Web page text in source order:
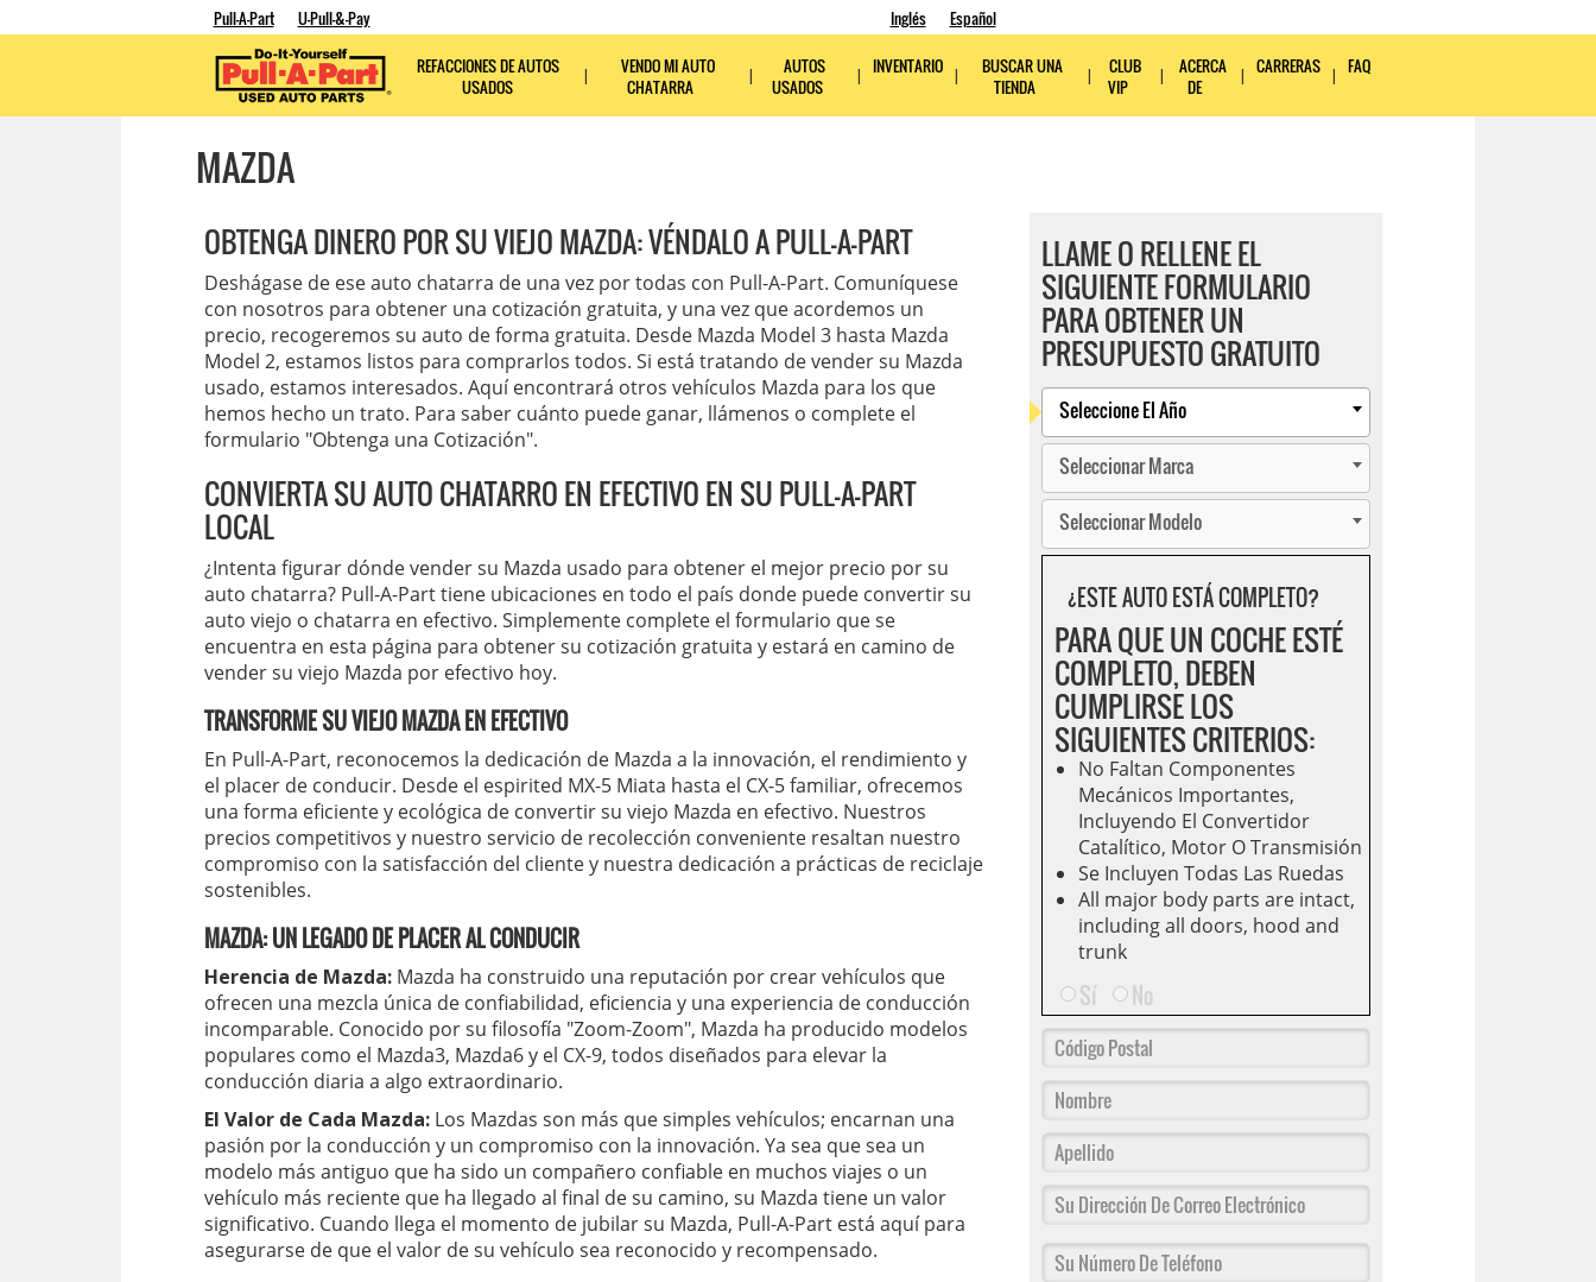
Pull-A-Part U-Pull-&-Pay Inglés Español
REFACCIONES DE AUTOS
USADOS
VENDO MI AUTO
CHATARRA
AUTOS
USADOS
INVENTARIO
BUSCAR UNA
TIENDA
CLUB
VIP
ACERCA
DE
CARRERAS FAQ
MAZDA
OBTENGA DINERO POR SU VIEJO MAZDA: VÉNDALO A PULL-A-PART
Deshágase de ese auto chatarra de una vez por todas con Pull-A-Part. Comuníquese
con nosotros para obtener una cotización gratuita, y una vez que acordemos un
precio, recogeremos su auto de forma gratuita. Desde Mazda Model 3 hasta Mazda
Model 2, estamos listos para comprarlos todos. Si está tratando de vender su Mazda
usado, estamos interesados. Aquí encontrará otros vehículos Mazda para los que
hemos hecho un trato. Para saber cuánto puede ganar, llámenos o complete el
formulario "Obtenga una Cotización".
CONVIERTA SU AUTO CHATARRO EN EFECTIVO EN SU PULL-A-PART
LOCAL
¿Intenta figurar dónde vender su Mazda usado para obtener el mejor precio por su
auto chatarra? Pull-A-Part tiene ubicaciones en todo el país donde puede convertir su
auto viejo o chatarra en efectivo. Simplemente complete el formulario que se
encuentra en esta página para obtener su cotización gratuita y estará en camino de
vender su viejo Mazda por efectivo hoy.
TRANSFORME SU VIEJO MAZDA EN EFECTIVO
En Pull-A-Part, reconocemos la dedicación de Mazda a la innovación, el rendimiento y
el placer de conducir. Desde el espirited MX-5 Miata hasta el CX-5 familiar, ofrecemos
una forma eficiente y ecológica de convertir su viejo Mazda en efectivo. Nuestros
precios competitivos y nuestro servicio de recolección conveniente resaltan nuestro
compromiso con la satisfacción del cliente y nuestra dedicación a prácticas de reciclaje
sostenibles.
MAZDA: UN LEGADO DE PLACER AL CONDUCIR
Herencia de Mazda: Mazda ha construido una reputación por crear vehículos que
ofrecen una mezcla única de confiabilidad, eficiencia y una experiencia de conducción
incomparable. Conocido por su filosofía "Zoom-Zoom", Mazda ha producido modelos
populares como el Mazda3, Mazda6 y el CX-9, todos diseñados para elevar la
conducción diaria a algo extraordinario.
El Valor de Cada Mazda: Los Mazdas son más que simples vehículos; encarnan una
pasión por la conducción y un compromiso con la innovación. Ya sea que sea un
modelo más antiguo que ha sido un compañero confiable en muchos viajes o un
vehículo más reciente que ha llegado al final de su camino, su Mazda tiene un valor
significativo. Cuando llega el momento de jubilar su Mazda, Pull-A-Part está aquí para
asegurarse de que el valor de su vehículo sea reconocido y recompensado.
LLAME O RELLENE EL
SIGUIENTE FORMULARIO
PARA OBTENER UN
PRESUPUESTO GRATUITO
Seleccione El Año
Seleccionar Marca
Seleccionar Modelo
¿ESTE AUTO ESTÁ COMPLETO?
PARA QUE UN COCHE ESTÉ
COMPLETO, DEBEN
CUMPLIRSE LOS
SIGUIENTES CRITERIOS:
No Faltan Componentes
Mecánicos Importantes,
Incluyendo El Convertidor
Catalítico, Motor O Transmisión
Se Incluyen Todas Las Ruedas
All major body parts are intact,
including all doors, hood and
trunk
Sí No